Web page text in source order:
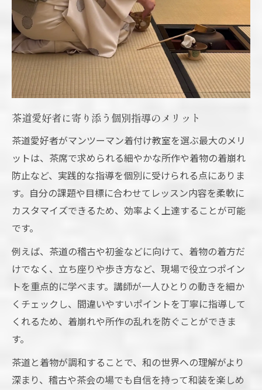
茶道愛好者に寄り添う個別指導のメリット
茶道愛好者がマンツーマン着付け教室を選ぶ最大のメリ
ットは、茶席で求められる細やかな所作や着物の着崩れ
防止など、実践的な指導を個別に受けられる点にありま
す。自分の課題や目標に合わせてレッスン内容を柔軟に
カスタマイズできるため、効率よく上達することが可能
です。
例えば、茶道の稽古や初釜などに向けて、着物の着方だ
けでなく、立ち座りや歩き方など、現場で役立つポイン
トを重点的に学べます。講師が一人ひとりの動きを細か
くチェックし、間違いやすいポイントを丁寧に指導して
くれるため、着崩れや所作の乱れを防ぐことができま
す。
茶道と着物が調和することで、和の世界への理解がより
深まり、稽古や茶会の場でも自信を持って和装を楽しめ